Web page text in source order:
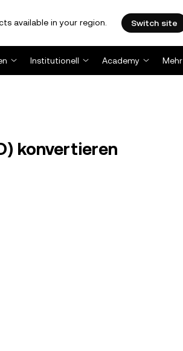
available in your region. Switch site
Institutionell Academy Mehr
konvertieren